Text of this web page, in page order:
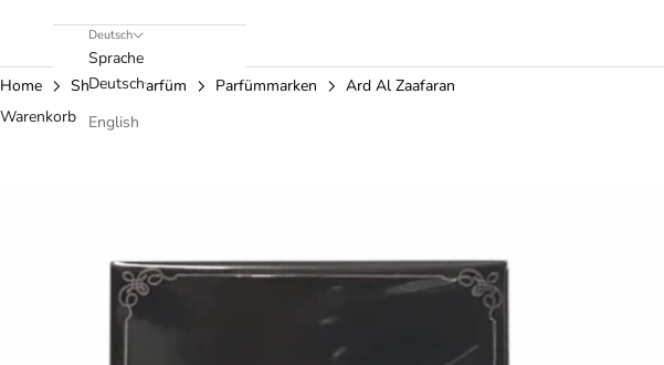
Deutsch
Sprache
Deutsch
English
Home Shop Parfüm Parfümmarken
Ard Al Zaafaran
Warenkorb